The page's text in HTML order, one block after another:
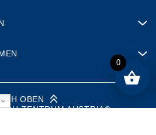
ZENTRUM AUSTRIA®
OBEN
0